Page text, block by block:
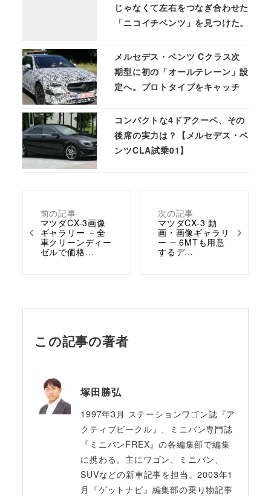
前の記事
マツダCX-3画像
ギャラリー －全
車クリーンディー
ゼルで価格…
次の記事
マツダCX-3 動
画・画像ギャラリ
ー ─ 6MTも用意
するデ…
じゃなくて左右をつなぎ合わせた
「ニコイチベンツ」を見つけた。
メルセデス・ベンツ Cクラス次
期型に初の「オールテレーン」設
定へ。プロトタイプをキャッチ
コンパクトな4ドアクーペ、その
後席の実力は？【メルセデス・ベ
ンツCLA試乗01】
この記事の著者
塚田勝弘
1997年3月 ステーションワゴン誌『ア
クティブビークル』、ミニバン専門誌
『ミニバンFREX』の各編集部で編集
に携わる。主にワゴン、ミニバン、
SUVなどの新車記事を担当。2003年1
月『ゲットナビ』編集部の乗り物記事